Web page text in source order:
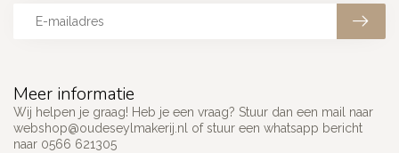
Meer informatie
Wij helpen je graag! Heb je een vraag? Stuur dan een mail naar
webshop@oudeseylmakerij.nl of stuur een whatsapp bericht
naar 0566 621305